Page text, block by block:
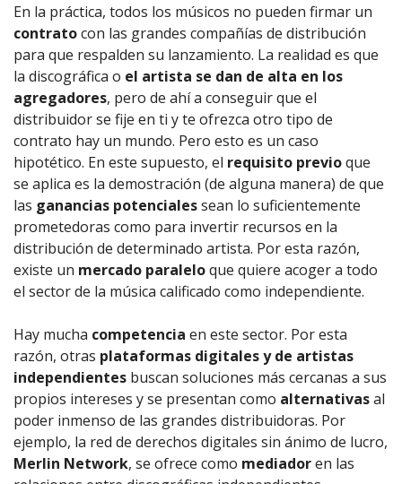
En la práctica, todos los músicos no pueden firmar un
contratocon las grandes compañías de distribución
para que respalden su lanzamiento. La realidad es que
la discográfica o el artista se dan de alta en los
agregadores, pero de ahí a conseguir que el
distribuidor se fije en ti y te ofrezca otro tipo de
contrato hay un mundo. Pero esto es un caso
hipotético. En este supuesto, el requisito previoque
se aplica es la demostración (de alguna manera) de que
las ganancias potencialessean lo suficientemente
prometedoras como para invertir recursos en la
distribución de determinado artista. Por esta razón,
existe un mercado paraleloque quiere acoger a todo
el sector de la música calificado como independiente.
Hay mucha competencia en este sector. Por esta
razón, otras plataformas digitales y de artistas
independientes buscan soluciones más cercanas a sus
propios intereses y se presentan como alternativasal
poder inmenso de las grandes distribuidoras. Por
ejemplo, la red de derechos digitales sin ánimo de lucro,
Merlin Network, se ofrece como mediadoren las